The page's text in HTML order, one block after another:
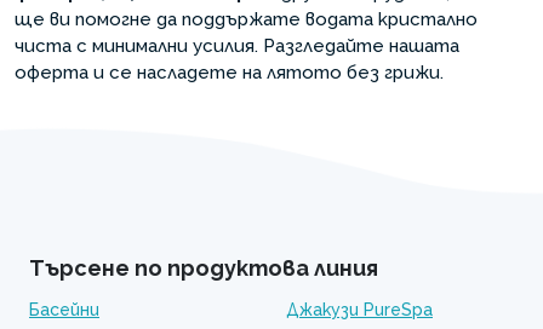
ще ви помогне да поддържате водата кристално
чиста с минимални усилия. Разгледайте нашата
оферта и се насладете на лятото без грижи.
Търсене по продуктова линия
Басейни
Джакузи PureSpa